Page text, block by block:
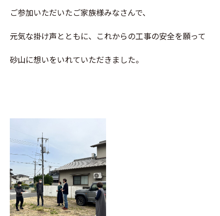
ご参加いただいたご家族様みなさんで、
元気な掛け声とともに、これからの工事の安全を願って
砂山に想いをいれていただきました。